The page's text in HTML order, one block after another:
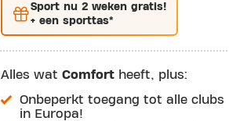
Sport nu2 weken gratis!
+ een sporttas*
Alles watComfort heeft, plus:
Onbeperkt toegang tot alle clubs
in Europa!